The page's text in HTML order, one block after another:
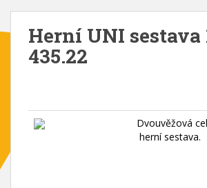
n
Herní UNI sestava
435.22
Dvouvěžová
herní sestava.